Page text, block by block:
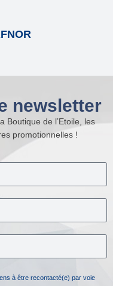
newsletter
Boutique de l’Etoile, les
promotionnelles !
à être recontacté(e) par voie